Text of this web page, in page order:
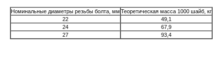
Номинальные диаметры резьбы болта, мм Теоретическая масса 1000 шайб, кг
22
49,1
24
67,9
27
93,4